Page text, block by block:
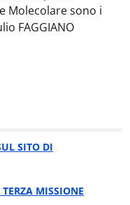
Molecolare sono i
FAGGIANO
SITO DI
MISSIONE